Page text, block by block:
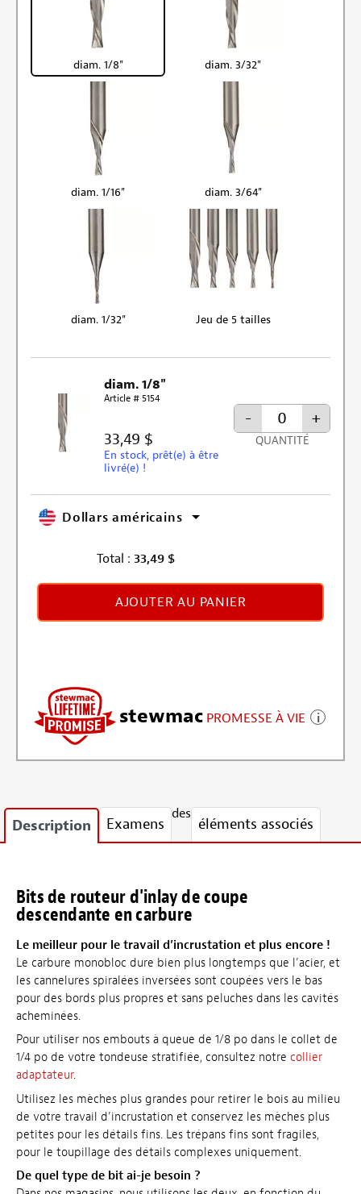
diam. 1/8" diam. 3/32"
diam. 1/16" diam. 3/64"
diam. 1/32" Jeu de 5 tailles
diam. 1/8"
Article # 5154
33,49 $
En stock, prêt(e) à être
livré(e) !
- +
QUANTITÉ
Dollars américains
Total : 33,49 $
AJOUTER AU PANIER
stewmac PROMESSE À VIE
Description Examens
des
éléments associés
Bits de routeur d'inlay de coupe
descendante en carbure
Le meilleur pour le travail d’incrustation et plus encore !
Le carbure monobloc dure bien plus longtemps que l’acier, et
les cannelures spiralées inversées sont coupées vers le bas
pour des bords plus propres et sans peluches dans les cavités
acheminées.
Pour utiliser nos embouts à queue de 1/8 po dans le collet de
1/4 po de votre tondeuse stratifiée, consultez notre collier
adaptateur.
Utilisez les mèches plus grandes pour retirer le bois au milieu
de votre travail d’incrustation et conservez les mèches plus
petites pour les détails fins. Les trépans fins sont fragiles,
pour le toupillage des détails complexes uniquement.
De quel type de bit ai-je besoin ?